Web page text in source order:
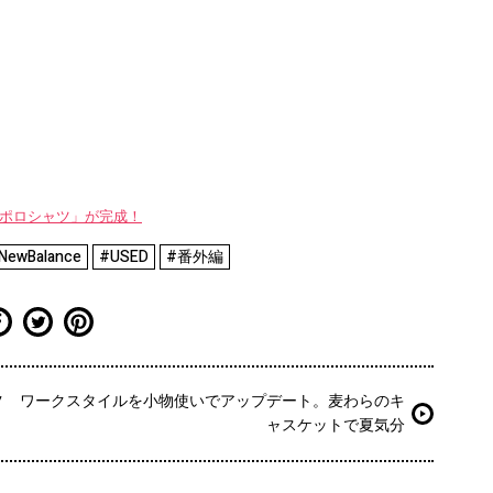
ロシャツ」が完成！
#USED #番外編
ワークスタイルを小物使いでアップデート。麦わらのキ
ャスケットで夏気分